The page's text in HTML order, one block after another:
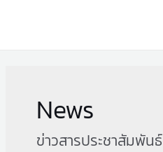
News
ข่าวสารประชาสัมพันธ์